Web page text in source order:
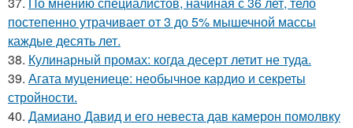
постепенно утрачивает от 3 до 5% мышечной массы
каждые десять лет.
38. Кулинарный промах: когда десерт летит не туда.
39. Агата муцениеце: необычное кардио и секреты
стройности.
40. Дамиано Давид и его невеста дав камерон помолвку